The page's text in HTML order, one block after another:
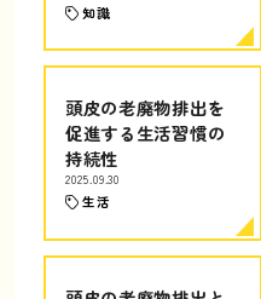
知識
頭皮の老廃物排出を
促進する生活習慣の
持続性
2025.09.30
生活